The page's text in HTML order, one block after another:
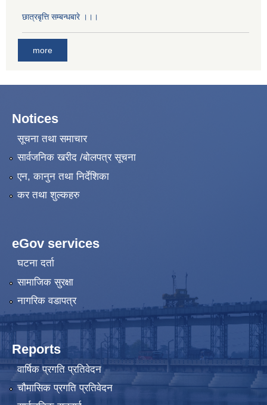
छात्रबृत्ति सम्बन्धबारे ।।।
more
Notices
सूचना तथा समाचार
सार्वजनिक खरीद /बोलपत्र सूचना
एन, कानुन तथा निर्देशिका
कर तथा शुल्कहरु
eGov services
घटना दर्ता
सामाजिक सुरक्षा
नागरिक वडापत्र
Reports
वार्षिक प्रगति प्रतिवेदन
चौमासिक प्रगति प्रतिवेदन